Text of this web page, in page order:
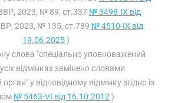
2023, № 89, ст.337 № 3498-IX від
2023, № 135, ст.789 № 4510-IX від
19.06.2025)
слова "спеціально уповноважений
відмінках замінено словами
у відповідному відмінку згідно із
№ 5463-VI від 16.10.2012 )